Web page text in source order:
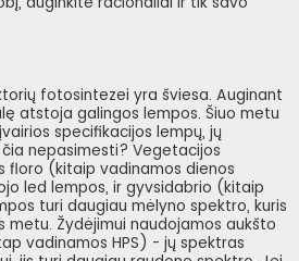
fotosintezei yra šviesa. Auginant
atstoja galingos lempos. Šiuo metu
specifikacijos lempų, jų
nepasimesti? Vegetacijos
floro (kitaip vadinamos dienos
led lempos, ir gyvsidabrio (kitaip
turi daugiau mėlyno spektro, kuris
Žydėjimui naudojamos aukšto
vadinamos HPS) - jų spektras